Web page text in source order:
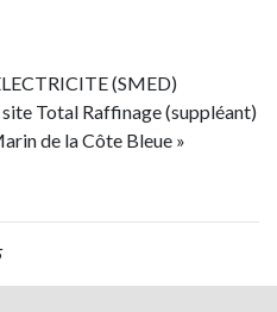
(SMED)
Total Raffinage (suppléant)
de la Côte Bleue »